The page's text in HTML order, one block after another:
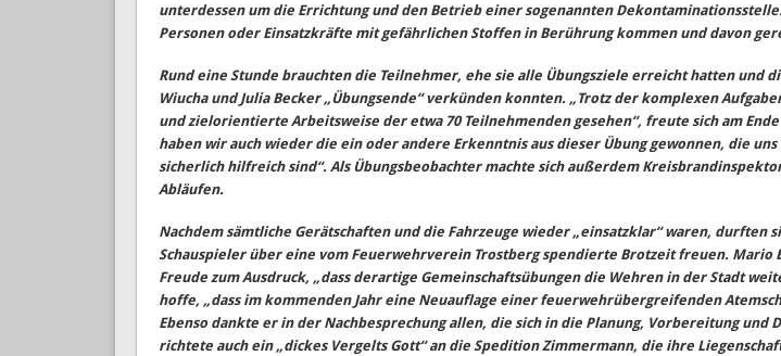
unterdessen um die Errichtung und den Betrieb einer sogenannten
Personen oder Einsatzkräfte mit gefährlichen Stoffen in Berührung kommen und davon
Rund eine Stunde brauchten die Teilnehmer, ehe sie alle Übungsziele erreicht hatten und
Wiucha und Julia Becker „Übungsende“ verkünden konnten. „Trotz der komplexen
und zielorientierte Arbeitsweise der etwa 70 Teilnehmenden gesehen“, freute sich am
haben wir auch wieder die ein oder andere Erkenntnis aus dieser Übung gewonnen, die
sicherlich hilfreich sind“. Als Übungsbeobachter machte sich außerdem
Abläufen.
Nachdem sämtliche Gerätschaften und die Fahrzeuge wieder „einsatzklar“ waren, durften
Schauspieler über eine vom Feuerwehrverein Trostberg spendierte Brotzeit freuen. Mario
Freude zum Ausdruck, „dass derartige Gemeinschaftsübungen die Wehren in der Stadt
hoffe, „dass im kommenden Jahr eine Neuauflage einer feuerwehrübergreifenden
Ebenso dankte er in der Nachbesprechung allen, die sich in die Planung, Vorbereitung und
richtete auch ein „dickes Vergelts Gott“ an die Spedition Zimmermann, die ihre